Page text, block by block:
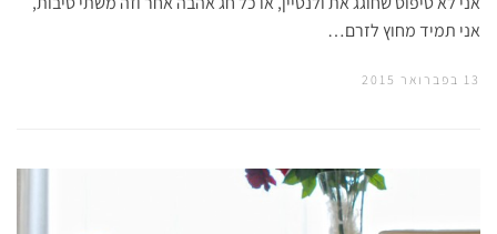
אני תמיד מחוץ לזרם…
13 בפברואר 2015